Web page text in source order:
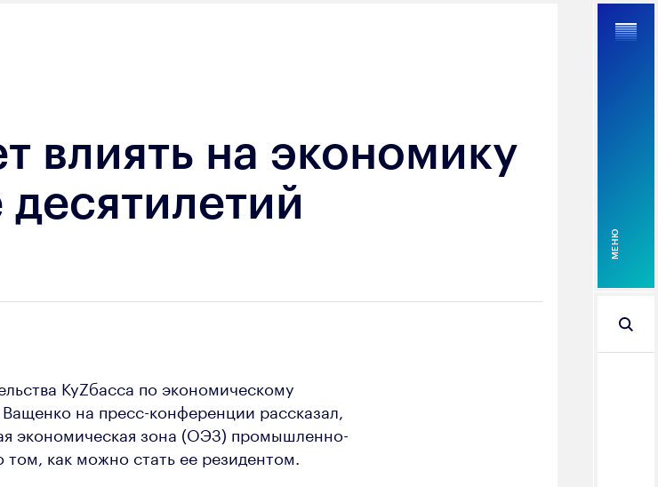
MEНЮ
Найти
влиять на экономику
КуZбасса по экономическому
на пресс-конференции рассказал,
экономическая зона (ОЭЗ) промышленно-
как можно стать ее резидентом.